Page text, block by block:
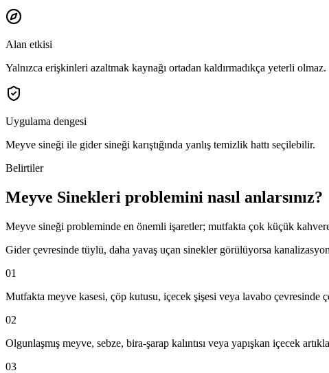
Alan etkisi
Yalnızca erişkinleri azaltmak kaynağı ortadan kaldırmadıkça yeterli olmaz.
Uygulama dengesi
Meyve sineği ile gider sineği karıştığında yanlış temizlik hattı seçilebilir.
Belirtiler
Meyve Sinekleri problemini nasıl anlarsınız?
Meyve sineği probleminde en önemli işaretler; mutfakta çok küçük
Gider çevresinde tüylü, daha yavaş uçan sinekler görülüyorsa
01
Mutfakta meyve kasesi, çöp kutusu, içecek şişesi veya lavabo çevresinde
02
Olgunlaşmış meyve, sebze, bira-şarap kalıntısı veya yapışkan içecek
03